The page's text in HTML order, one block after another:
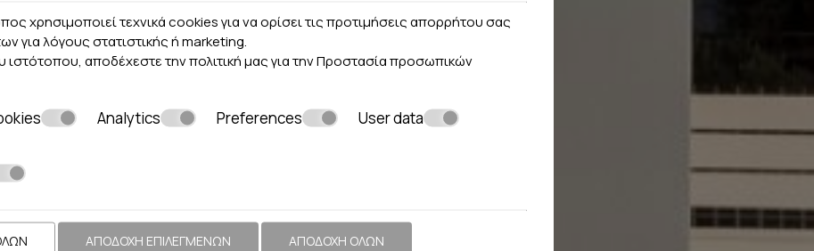
χρησιμοποιεί τεχνικά cookies για να ορίσει τις προτιμήσεις απορρήτου σας
για λόγους στατιστικής ή marketing.
αποδέχεστε την πολιτική μας για τηνΠροστασία προσωπικών
Analytics Preferences User data
ΑΠΟΔΟΧΉ ΕΠΙΛΕΓΜΈΝΩΝ ΑΠΟΔΟΧΉ ΌΛΩΝ